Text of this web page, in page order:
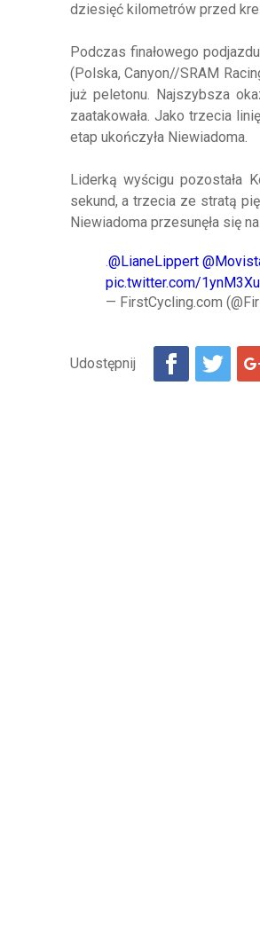
dziesięć kilometrów przed
Podczas finałowego
(Polska, Canyon//SRAM
już peletonu. Najszybsza
zaatakowała. Jako trzecia
etap ukończyła Niewiadoma.
Liderką wyścigu pozostała
sekund, a trzecia ze stratą
Niewiadoma przesunęła się
.@LianeLippert
pic.twitter.com/
— FirstCycling.com